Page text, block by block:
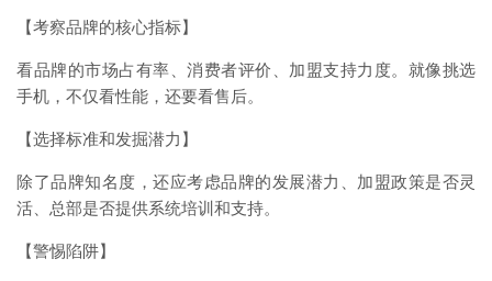
【考察品牌的核心指标】
看品牌的市场占有率、消费者评价、加盟支持力度。就像挑选
手机，不仅看性能，还要看售后。
【选择标准和发掘潜力】
除了品牌知名度，还应考虑品牌的发展潜力、加盟政策是否灵
活、总部是否提供系统培训和支持。
【警惕陷阱】